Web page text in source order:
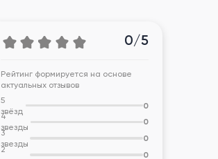
0/5
Рейтинг формируется на основе
актуальных отзывов
5
звёзд
0
4
звезды
0
3
звезды
0
2
0